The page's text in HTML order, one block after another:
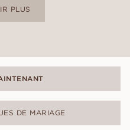
PLUS
DE MARIAGE